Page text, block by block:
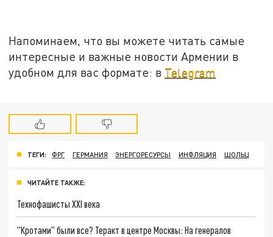
Напоминаем, что вы можете читать самые
интересные и важные новости Армении в
удобном для вас формате: в Telegram
ТЕГИ: ФРГ ГЕРМАНИЯ ЭНЕРГОРЕСУРСЫ ИНФЛЯЦИЯ ШОЛЬЦ
ЧИТАЙТЕ ТАКЖЕ:
Технофашисты XXI века
"Кротами" были все? Теракт в центре Москвы: На генералов